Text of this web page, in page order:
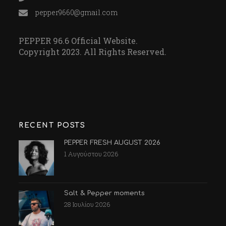
pepper9660@gmail.com
PEPPER 96.6 Official Website.
Copyright 2023. All Rights Reserved.
RECENT POSTS
PEPPER FRESH AUGUST 2026
1 Αυγούστου 2026
Salt & Pepper moments
28 Ιουλίου 2026